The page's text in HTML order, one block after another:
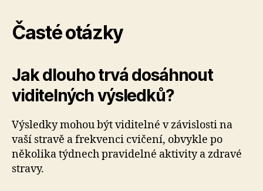
Časté otázky
Jak dlouho trvá dosáhnout
viditelných výsledků?
Výsledky mohou být viditelné v závislosti na
vaší stravě a frekvenci cvičení, obvykle po
několika týdnech pravidelné aktivity a zdravé
stravy.